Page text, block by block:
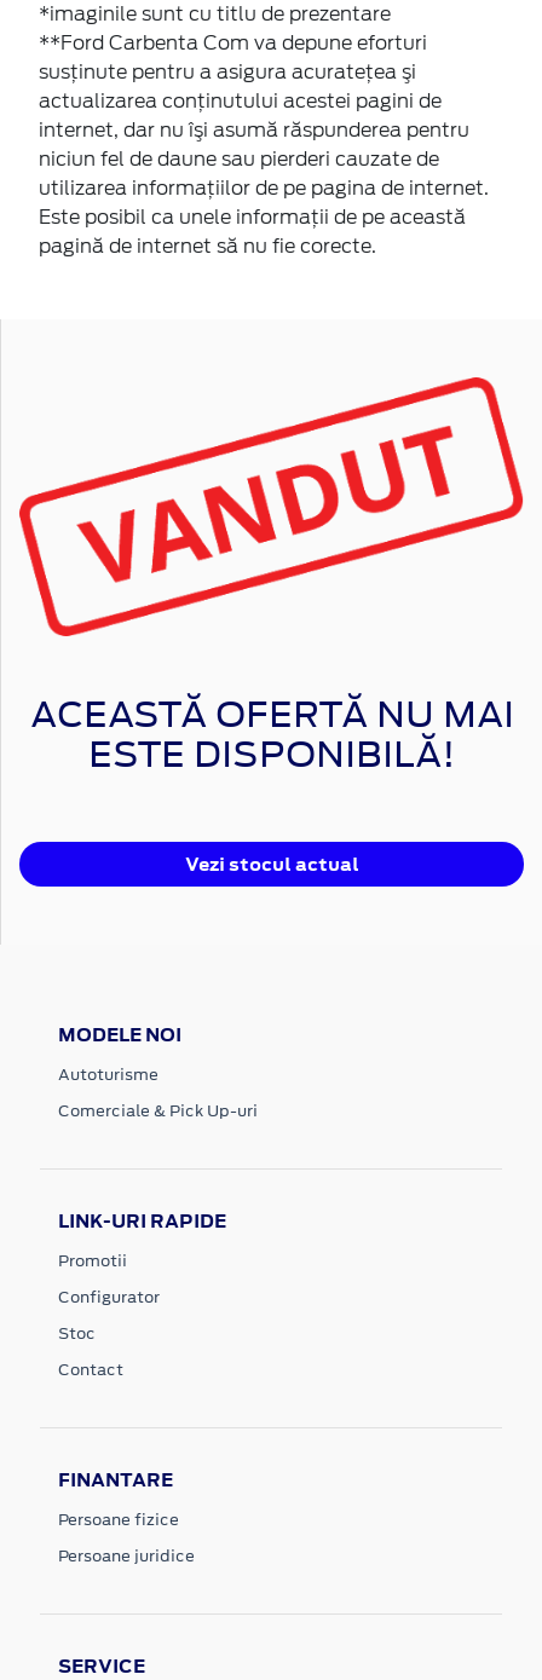
*imaginile sunt cu titlu de prezentare
**Ford Carbenta Com va depune eforturi
susţinute pentru a asigura acurateţea şi
actualizarea conţinutului acestei pagini de
internet, dar nu îşi asumă răspunderea pentru
niciun fel de daune sau pierderi cauzate de
utilizarea informaţiilor de pe pagina de internet.
Este posibil ca unele informaţii de pe această
pagină de internet să nu fie corecte.
ACEASTĂ OFERTĂ NU MAI
ESTE DISPONIBILĂ!
Vezi stocul actual
MODELE NOI
Autoturisme
Comerciale & Pick Up-uri
LINK-URI RAPIDE
Promotii
Configurator
Stoc
Contact
FINANTARE
Persoane fizice
Persoane juridice
SERVICE